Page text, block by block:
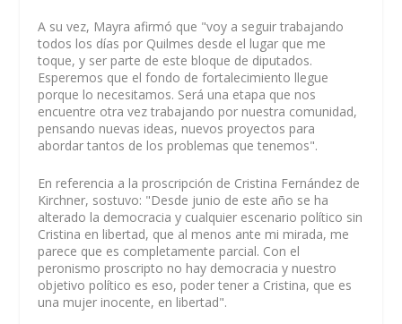
A su vez, Mayra afirmó que "voy a seguir trabajando
todos los días por Quilmes desde el lugar que me
toque, y ser parte de este bloque de diputados.
Esperemos que el fondo de fortalecimiento llegue
porque lo necesitamos. Será una etapa que nos
encuentre otra vez trabajando por nuestra comunidad,
pensando nuevas ideas, nuevos proyectos para
abordar tantos de los problemas que tenemos".
En referencia a la proscripción de Cristina Fernández de
Kirchner, sostuvo: "Desde junio de este año se ha
alterado la democracia y cualquier escenario político sin
Cristina en libertad, que al menos ante mi mirada, me
parece que es completamente parcial. Con el
peronismo proscripto no hay democracia y nuestro
objetivo político es eso, poder tener a Cristina, que es
una mujer inocente, en libertad".